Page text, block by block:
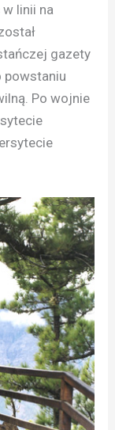
linii na
gazety
powstaniu
Po wojnie